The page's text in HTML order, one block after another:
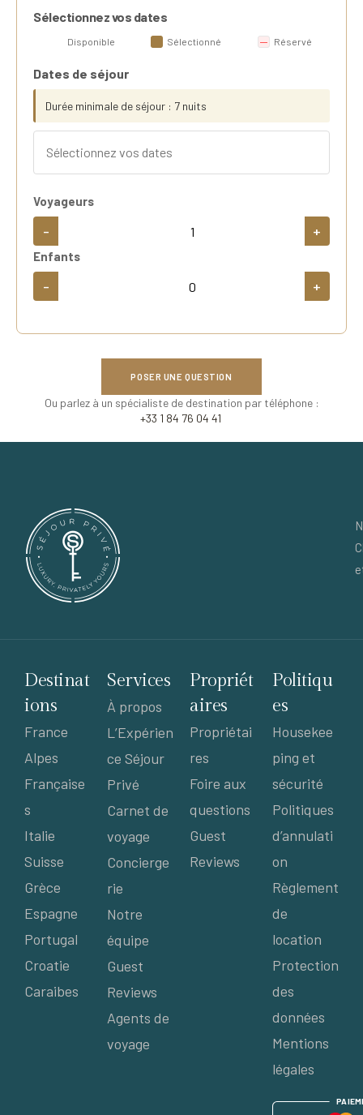
Sélectionnez vos dates
Disponible Sélectionné Réservé
Dates de séjour
Durée minimale de séjour : 7 nuits
Voyageurs
- +
Enfants
- +
POSER UNE QUESTION
Ou parlez à un spécialiste de destination par téléphone :
+33 1 84 76 04 41
Destinat
ions
France
Alpes
Française
s
Italie
Suisse
Grèce
Espagne
Portugal
Croatie
Caraibes
Services
À propos
L’Expérien
ce Séjour
Privé
Carnet de
voyage
Concierge
rie
Notre
équipe
Guest
Reviews
Agents de
voyage
Propriét
aires
Propriétai
res
Foire aux
questions
Guest
Reviews
Politiqu
es
Housekee
ping et
sécurité
Politiques
d’annulati
on
Règlement
de
location
Protection
des
données
Mentions
légales
PAIEM